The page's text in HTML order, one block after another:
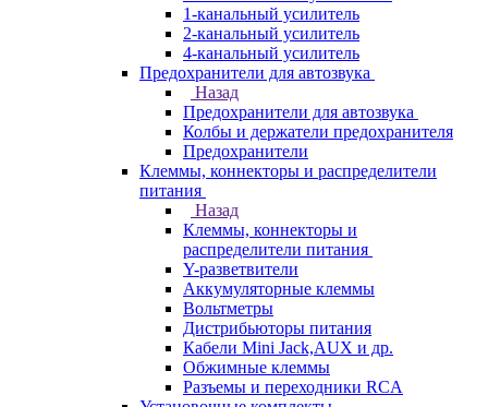
1-канальный усилитель
2-канальный усилитель
4-канальный усилитель
Предохранители для автозвука
Назад
Предохранители для автозвука
Колбы и держатели предохранителя
Предохранители
Клеммы, коннекторы и распределители
питания
Назад
Клеммы, коннекторы и
распределители питания
Y-разветвители
Аккумуляторные клеммы
Вольтметры
Дистрибьюторы питания
Кабели Mini Jack,AUX и др.
Обжимные клеммы
Разъемы и переходники RCA